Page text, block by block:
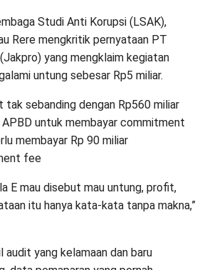
Studi Anti Korupsi (LSAK),
Rere mengkritik pernyataan PT
yang mengklaim kegiatan
untung sebesar Rp5 miliar.
sebanding dengan Rp560 miliar
APBD untuk membayar commitment
membayar Rp 90 miliar
fee
E mau disebut mau untung, profit,
itu hanya kata-kata tanpa makna,”
audit yang kelamaan dan baru